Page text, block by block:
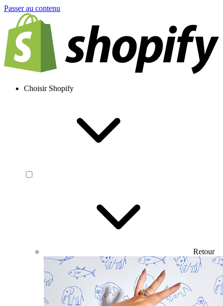
Passer au contenu
Choisir Shopify
Retour